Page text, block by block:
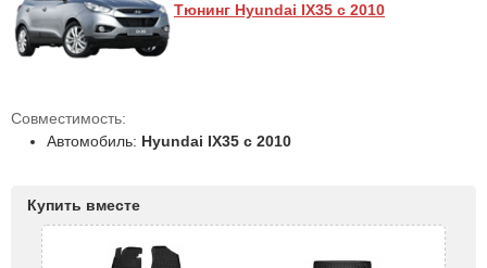
Тюнинг Hyundai IX35 с 2010
Совместимость:
Автомобиль: Hyundai IX35 с 2010
Купить вместе